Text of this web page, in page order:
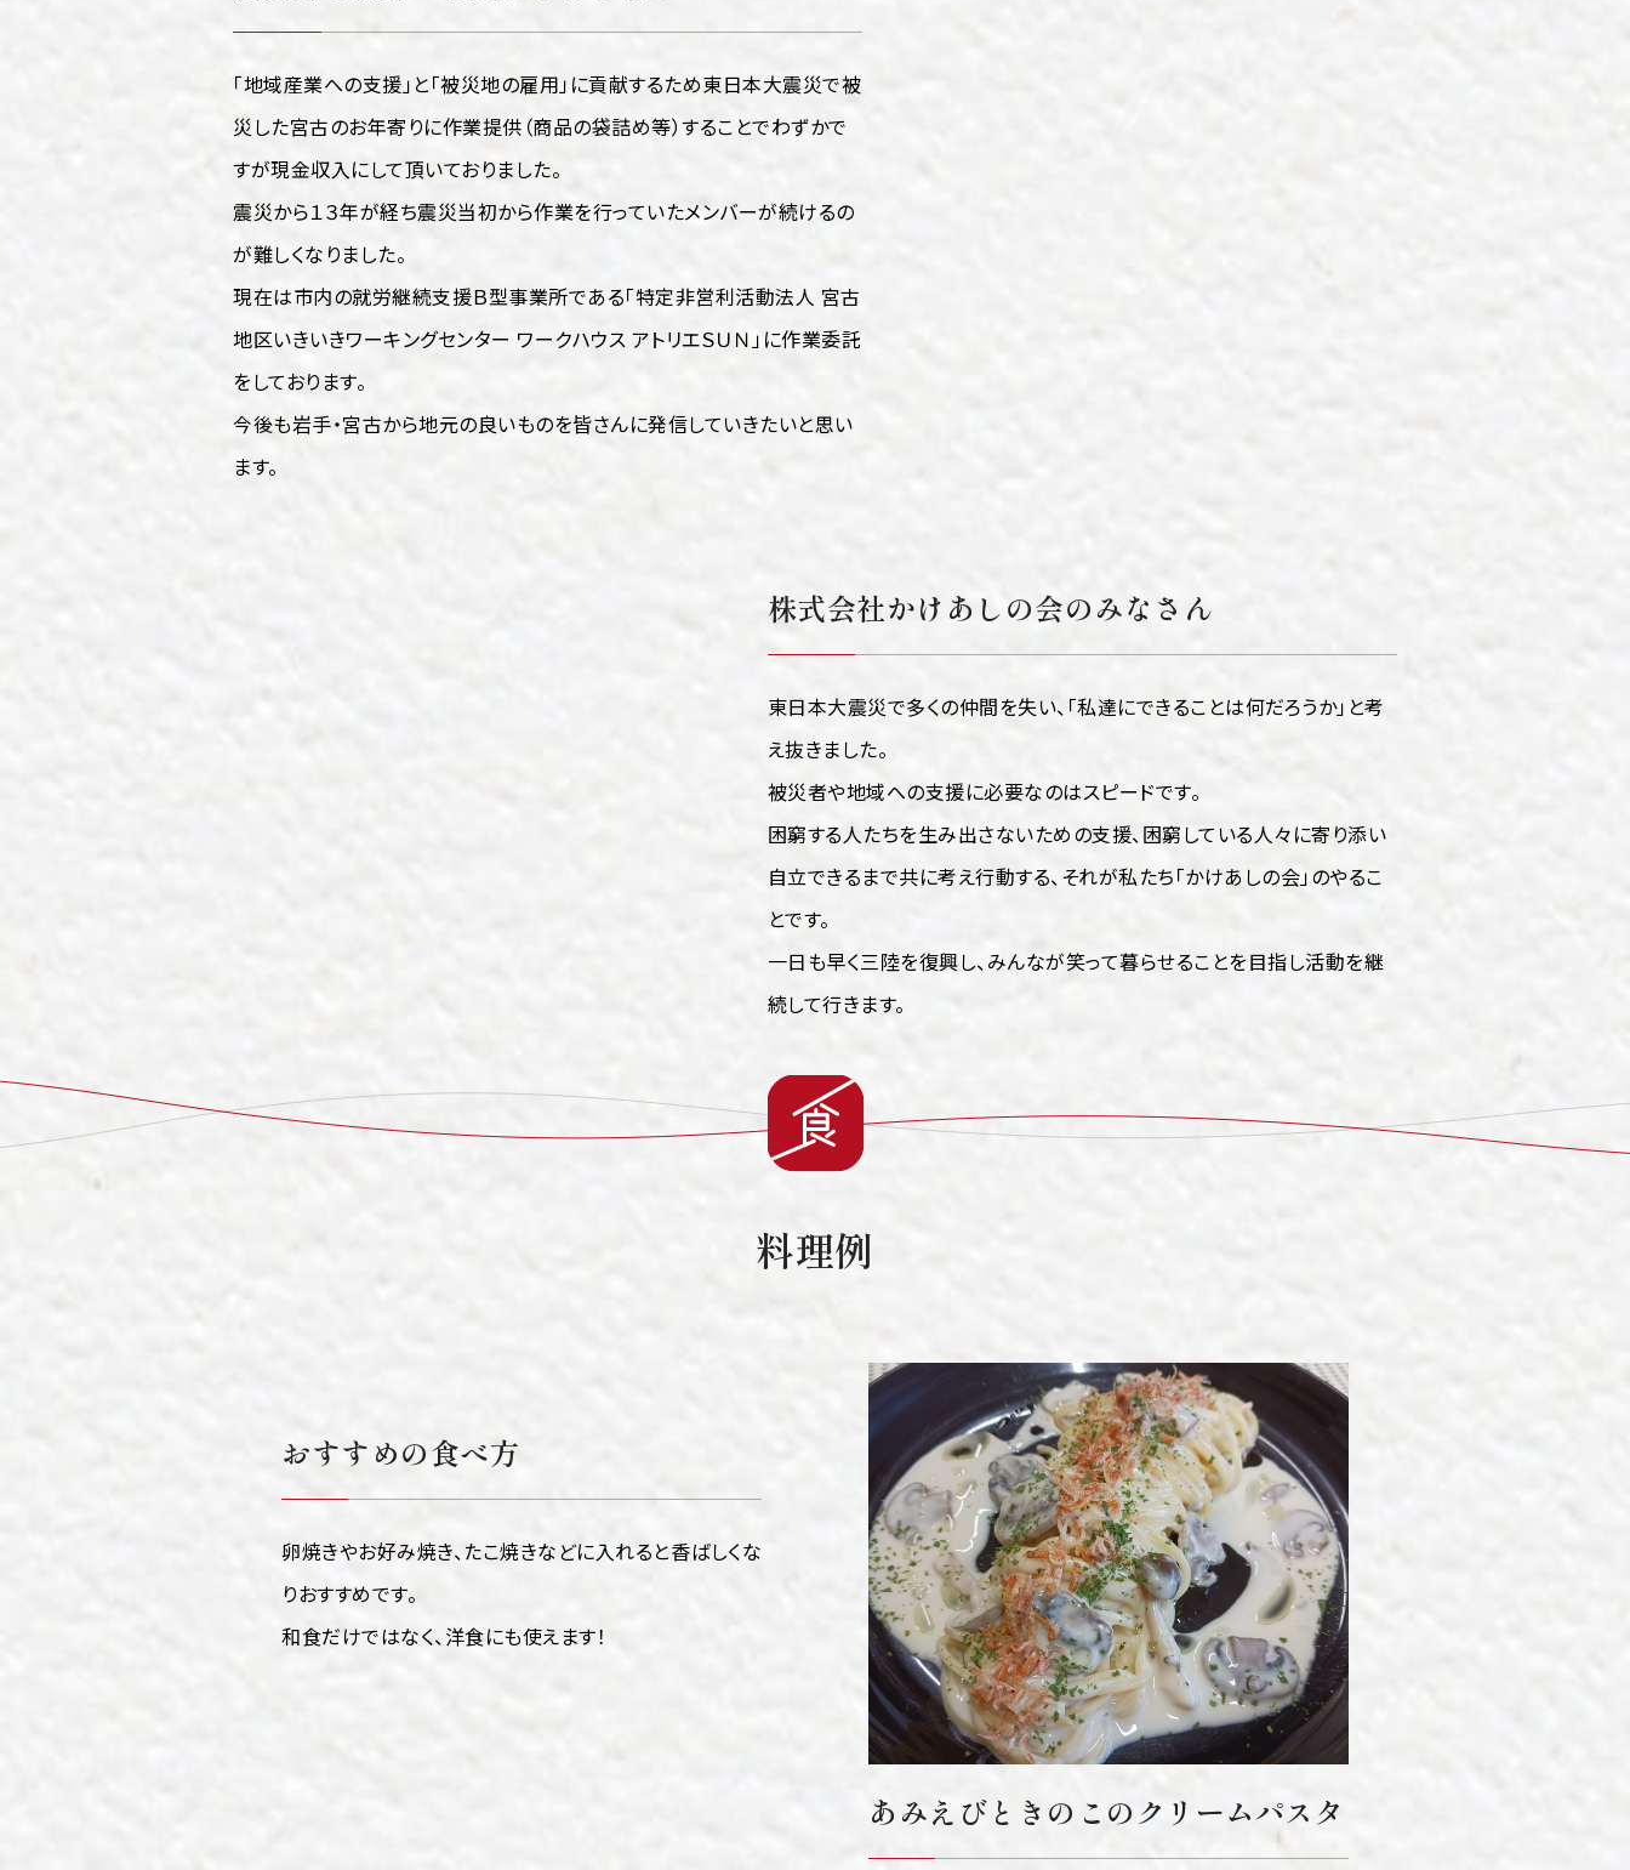
「地域産業への支援」と「被災地の雇用」に貢献するため東日本大震災で被
災した宮古のお年寄りに作業提供（商品の袋詰め等）することでわずかで
すが現金収入にして頂いておりました。
震災から１３年が経ち震災当初から作業を行っていたメンバーが続けるの
が難しくなりました。
現在は市内の就労継続支援Ｂ型事業所である「特定非営利活動法人 宮古
地区いきいきワーキングセンター ワークハウス アトリエＳＵＮ」に作業委託
をしております。
今後も岩手・宮古から地元の良いものを皆さんに発信していきたいと思い
ます。
株式会社かけあしの会のみなさん
東日本大震災で多くの仲間を失い、「私達にできることは何だろうか」と考
え抜きました。
被災者や地域への支援に必要なのはスピードです。
困窮する人たちを生み出さないための支援、困窮している人々に寄り添い
自立できるまで共に考え行動する、それが私たち「かけあしの会」のやるこ
とです。
一日も早く三陸を復興し、みんなが笑って暮らせることを目指し活動を継
続して行きます。
料理例
おすすめの食べ方
卵焼きやお好み焼き、たこ焼きなどに入れると香ばしくな
りおすすめです。
和食だけではなく、洋食にも使えます！
あみえびときのこのクリームパスタ